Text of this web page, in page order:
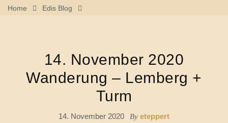
Home
Edis Blog
14. November 2020
Wanderung – Lemberg +
Turm
14. November 2020 By eteppert